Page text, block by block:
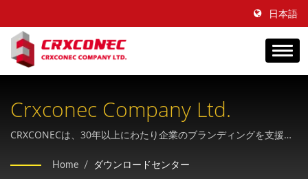
日本語
Crxconec Company Ltd.
CRXCONECは、30年以上にわたり企業のブランディングを支援し
Home / ダウンロードセンター